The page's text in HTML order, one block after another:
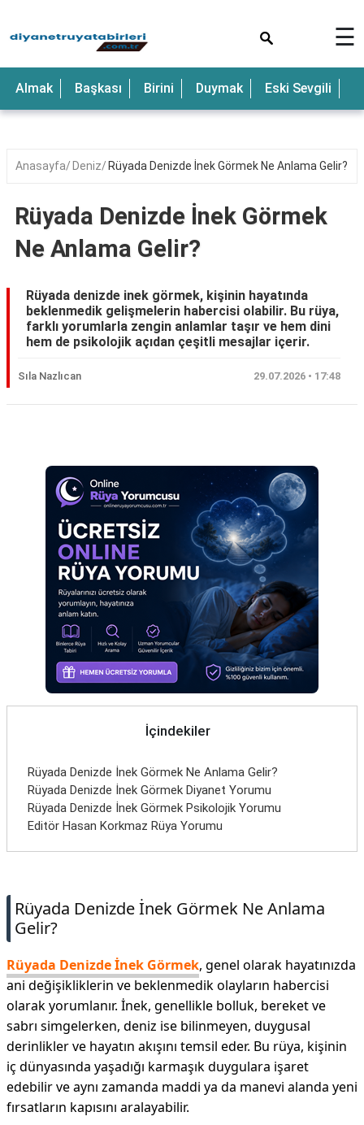
Anne
Bebek
Çocuk
Deniz
Düğün
Erkek
Yılan
☰
Almak Başkası Birini Duymak Eski Sevgili
Anasayfa Deniz Rüyada Denizde İnek Görmek Ne Anlama Gelir?
Rüyada Denizde İnek Görmek
Ne Anlama Gelir?
Rüyada denizde inek görmek, kişinin hayatında
beklenmedik gelişmelerin habercisi olabilir. Bu rüya,
farklı yorumlarla zengin anlamlar taşır ve hem dini
hem de psikolojik açıdan çeşitli mesajlar içerir.
Sıla Nazlıcan 29.07.2026 • 17:48
İçindekiler
Rüyada Denizde İnek Görmek Ne Anlama Gelir?
Rüyada Denizde İnek Görmek Diyanet Yorumu
Rüyada Denizde İnek Görmek Psikolojik Yorumu
Editör Hasan Korkmaz Rüya Yorumu
Rüyada Denizde İnek Görmek Ne Anlama
Gelir?
Rüyada Denizde İnek Görmek, genel olarak hayatınızda
ani değişikliklerin ve beklenmedik olayların habercisi
olarak yorumlanır. İnek, genellikle bolluk, bereket ve
sabrı simgelerken, deniz ise bilinmeyen, duygusal
derinlikler ve hayatın akışını temsil eder. Bu rüya, kişinin
iç dünyasında yaşadığı karmaşık duygulara işaret
edebilir ve aynı zamanda maddi ya da manevi alanda yeni
fırsatların kapısını aralayabilir.